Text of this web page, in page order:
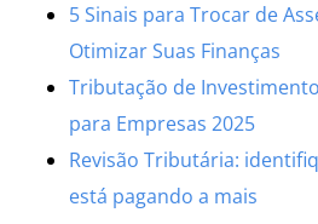
5 Sinais para Trocar de
Otimizar Suas Finanças
Tributação de
para Empresas 2025
Revisão Tributária:
está pagando a mais